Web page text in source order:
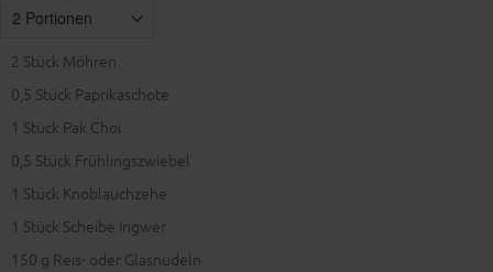
2 Stück Möhren
0,5 Stück Paprikaschote
1 Stück Pak Choi
0,5 Stück Frühlingszwiebel
1 Stück Knoblauchzehe
1 Stück Scheibe Ingwer
150 g Reis- oder Glasnudeln